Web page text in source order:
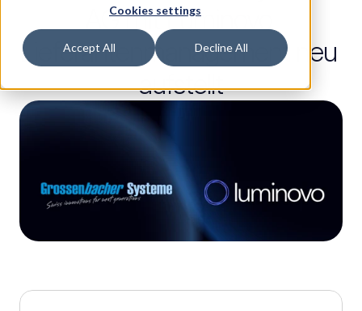
Cookies settings
Accept All Decline All
AG mit Luminovo
Lieferantenmanagement neu
aufstellt